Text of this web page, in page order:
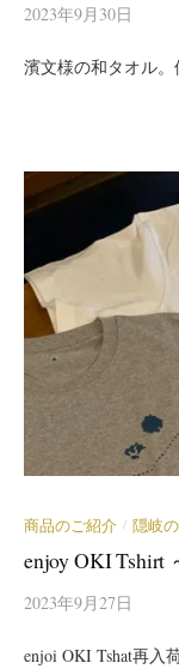
2023年9月30日
濱文様の和タオル
商品のご紹介 / 隠岐
enjoy OKI Tshirt
2023年9月27日
enjoi OKI Tshat再入